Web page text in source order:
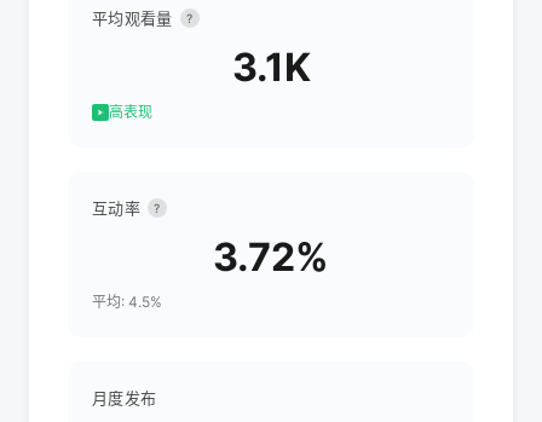
平均观看量 ?
3.1K
高表现
互动率 ?
3.72%
平均: 4.5%
月度发布